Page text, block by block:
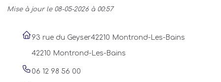
Mise à jour le 08-05-2026 à 00:57
93 rue du Geyser42210 Montrond-Les-Bains
42210 Montrond-Les-Bains
06 12 98 56 00